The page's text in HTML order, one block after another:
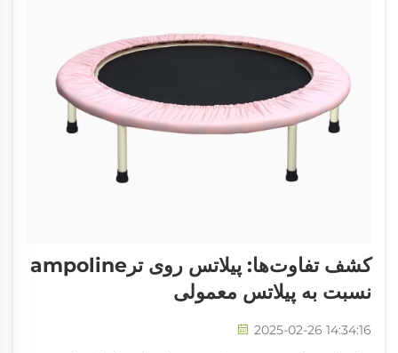
کشف تفاوت‌ها: پیلاتس روی ترampoline
نسبت به پیلاتس معمولی
2025-02-26 14:34:16